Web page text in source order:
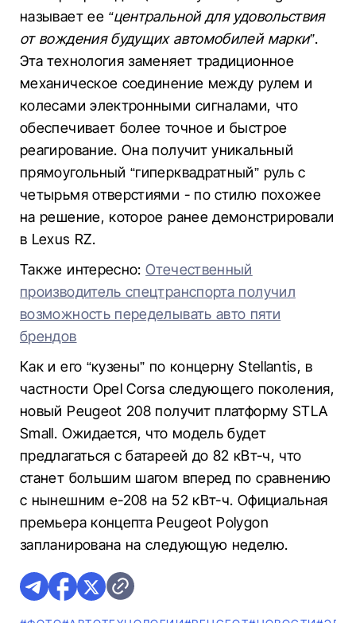
называет ее “центральной для удовольствия
от вождения будущих автомобилей марки”.
Эта технология заменяет традиционное
механическое соединение между рулем и
колесами электронными сигналами, что
обеспечивает более точное и быстрое
реагирование. Она получит уникальный
прямоугольный “гиперквадратный” руль с
четырьмя отверстиями - по стилю похожее
на решение, которое ранее демонстрировали
в Lexus RZ.
Также интересно:Отечественный
производитель спецтранспорта получил
возможность переделывать авто пяти
брендов
Как и его “кузены” по концерну Stellantis, в
частности Opel Corsa следующего поколения,
новый Peugeot 208 получит платформу STLA
Small. Ожидается, что модель будет
предлагаться с батареей до 82 кВт-ч, что
станет большим шагом вперед по сравнению
с нынешним e-208 на 52 кВт-ч. Официальная
премьера концепта Peugeot Polygon
запланирована на следующую неделю.